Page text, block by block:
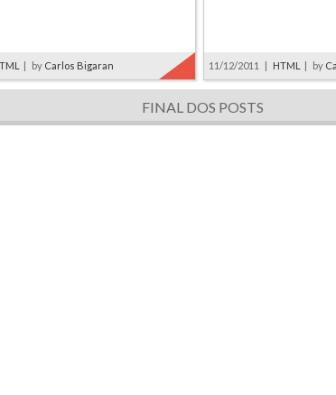
| by Carlos Bigaran 11/12/2011 | HTML | by
FINAL DOS POSTS